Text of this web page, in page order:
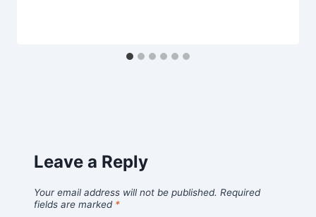
Leave a Reply
Your email address will not be published. Required
fields are marked *